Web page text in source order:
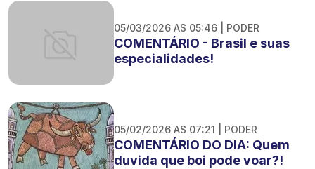
05/03/2026 AS 05:46 | PODER
COMENTÁRIO - Brasil e suas
especialidades!
05/02/2026 AS 07:21 | PODER
COMENTÁRIO DO DIA: Quem
duvida que boi pode voar?!